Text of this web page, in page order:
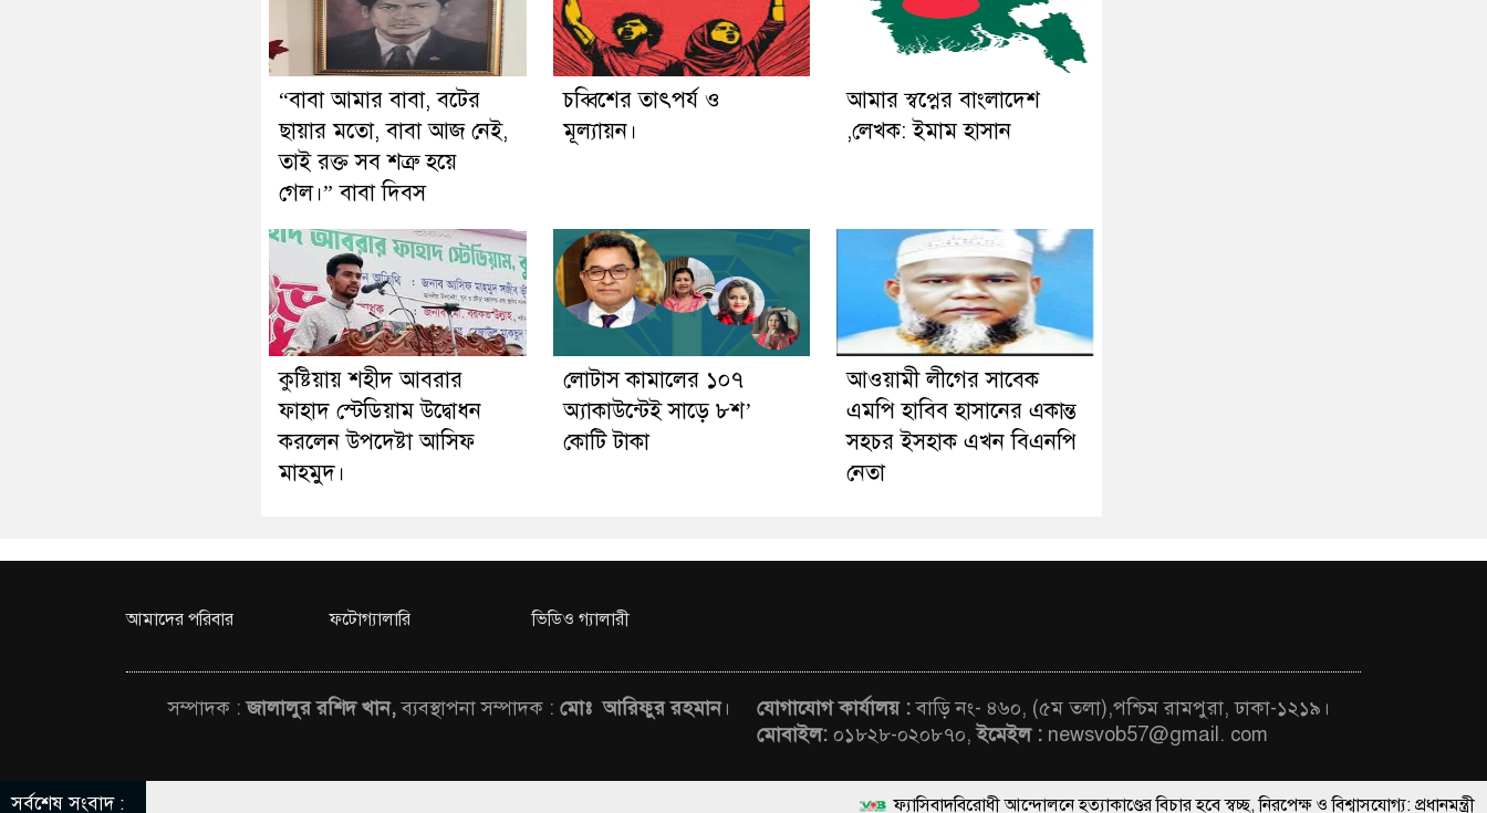
“বাবা আমার বাবা, বটের
ছায়ার মতো, বাবা আজ নেই,
তাই রক্ত সব শত্রু হয়ে
গেল।” বাবা দিবস
চব্বিশের তাৎপর্য ও
মূল্যায়ন।
আমার স্বপ্নের বাংলাদেশ
,লেখক: ইমাম হাসান
কুষ্টিয়ায় শহীদ আবরার
ফাহাদ স্টেডিয়াম উদ্বোধন
করলেন উপদেষ্টা আসিফ
মাহমুদ।
লোটাস কামালের ১০৭
অ্যাকাউন্টেই সাড়ে ৮শ’
কোটি টাকা
আওয়ামী লীগের সাবেক
এমপি হাবিব হাসানের একান্ত
সহচর ইসহাক এখন বিএনপি
নেতা
আমাদের পরিবার ফটোগ্যালারি ভিডিও গ্যালারী
সম্পাদক :জালালুর রশিদ খান,ব্যবস্থাপনা সম্পাদক : মোঃ আরিফুর রহমান। যোগাযোগ কার্যালয় :বাড়ি নং- ৪৬০, (৫ম তলা),পশ্চিম রামপুরা, ঢাকা-১২১৯।
মোবাইল: ০১৮২৮-০২০৮৭০,ইমেইল : newsvob57@gmail. com
সর্বশেষ সংবাদ : ফ্যাসিবাদবিরোধী আন্দোলনে হত্যাকাণ্ডের বিচার হবে স্বচ্ছ, নিরপেক্ষ ও বিশ্বাসযোগ্য: প্রধানমন্ত্রী